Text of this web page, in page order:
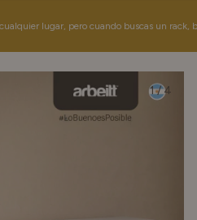
lugar, pero cuando buscas un rack,
1/4